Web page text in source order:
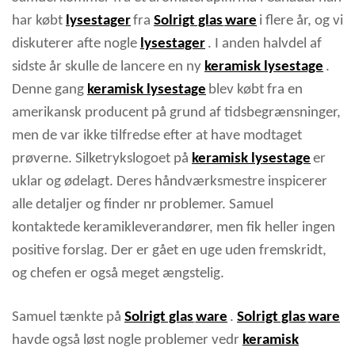
har købt lysestagerfra Solrigt glas ware i flere år, og vi
diskuterer afte nogle lysestager . I anden halvdel af
sidste år skulle de lancere en ny keramisk lysestage .
Denne gang keramisk lysestage blev købt fra en
amerikansk producent på grund af tidsbegrænsninger,
men de var ikke tilfredse efter at have modtaget
prøverne. Silketrykslogoet på keramisk lysestage er
uklar og ødelagt. Deres håndværksmestre inspicerer
alle detaljer og finder nr problemer. Samuel
kontaktede keramikleverandører, men fik heller ingen
positive forslag. Der er gået en uge uden fremskridt,
og chefen er også meget ængstelig.
Samuel tænkte på Solrigt glas ware . Solrigt glas ware
havde også løst nogle problemer vedr keramisk